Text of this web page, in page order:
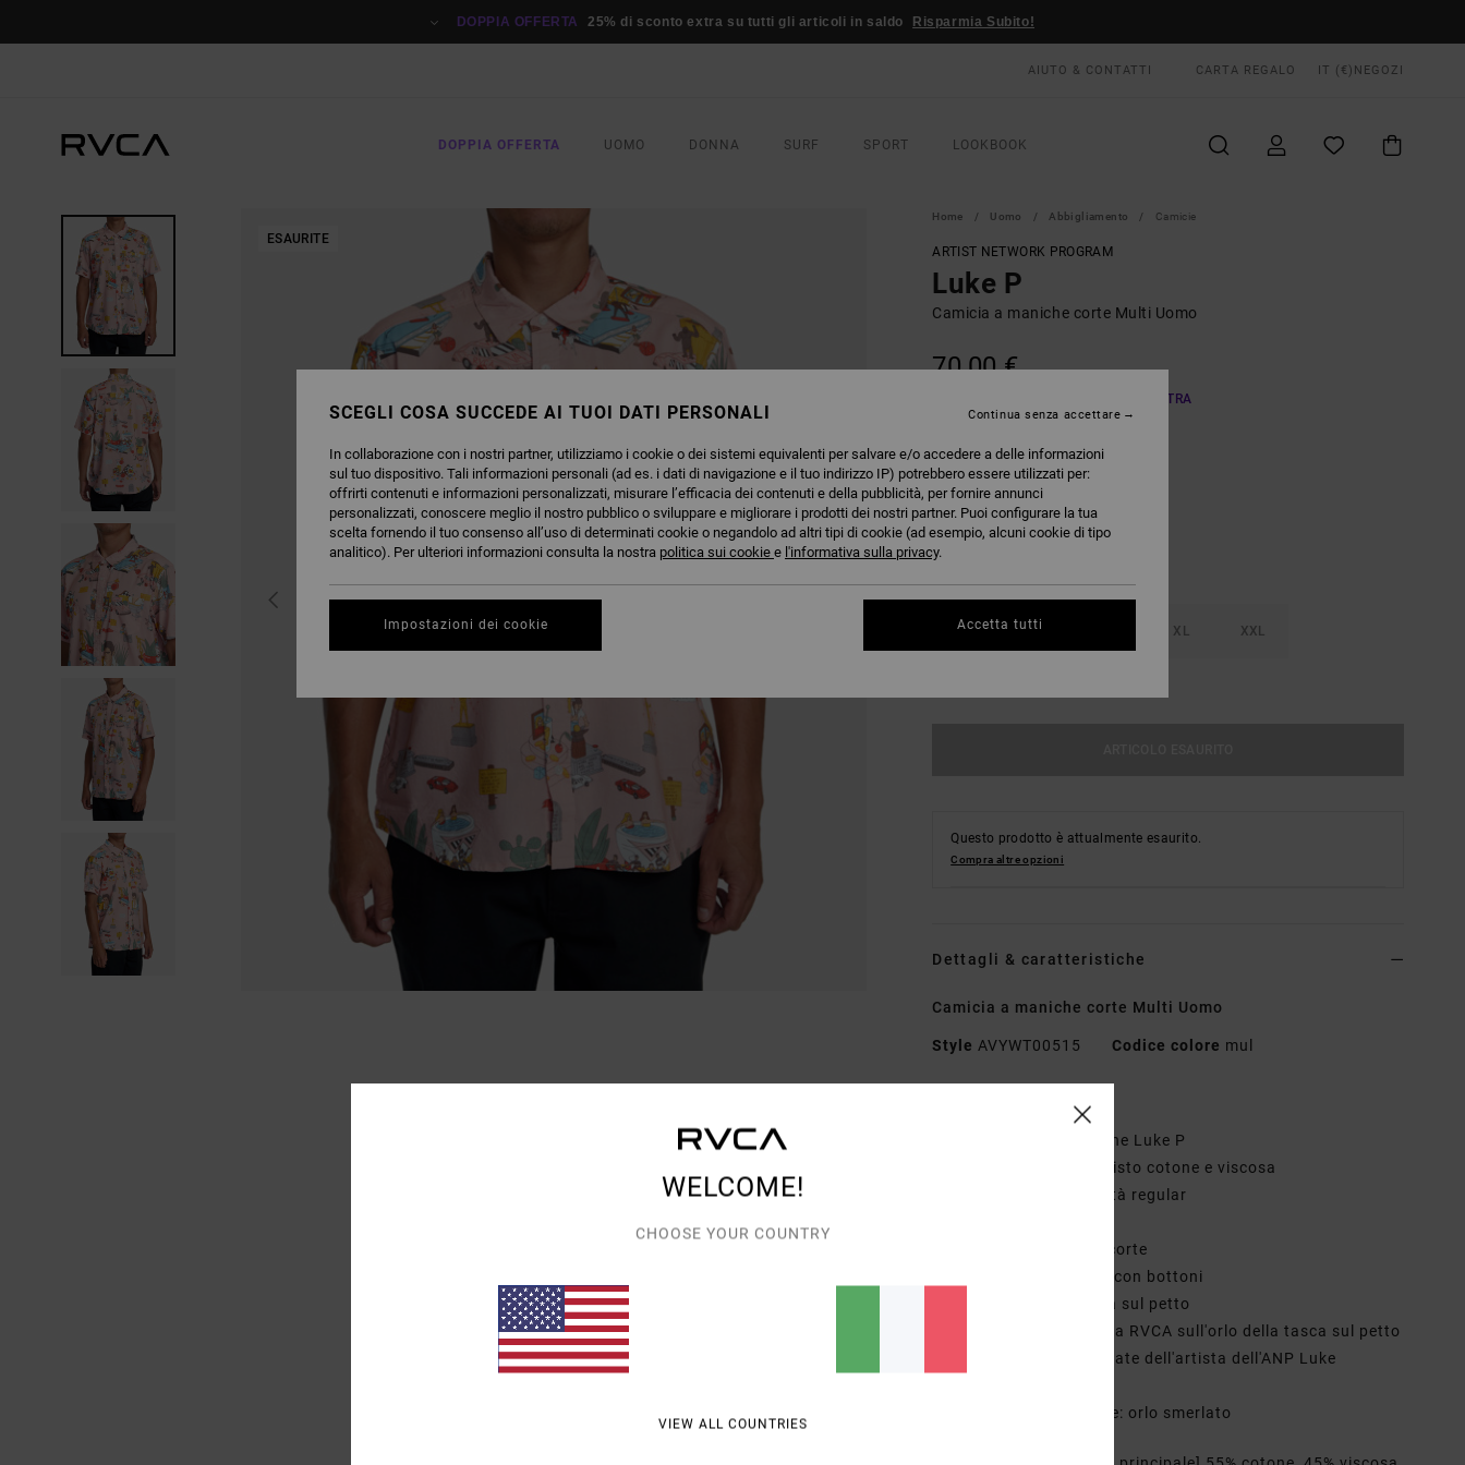
DOPPIA OFFERTA 25% di sconto extra su tutti gli articoli in saldo Risparmia Subito!
AIUTO & CONTATTI CARTA REGALO IT (€) NEGOZI
DOPPIA OFFERTA UOMO DONNA SURF SPORT LOOKBOOK
ESAURITE
Home Uomo Abbigliamento Camicie
ARTIST NETWORK PROGRAM
Luke P
Camicia a maniche corte Multi Uomo
70,00 €
DOPPIA OFFERTA 25% DI SCONTO EXTRA
COLORIMulti
S M XL XXL
Questo prodotto è attualmente esaurito.
Compra altre opzioni
Dettagli & caratteristiche
Camicia a maniche corte Multi Uomo
Style AVYWT00515 Codice colore mul
Collezione: collezione Luke P
Tessuto: Tessuto misto cotone e viscosa
Vestibilità: vestibilità regular
Maniche: maniche corte
Chiusura: chiusura con bottoni
Tasche: tasca unica sul petto
Marcatura: Etichetta RVCA sull'orlo della tasca sul petto
stampe personalizzate dell'artista dell'ANP Luke
Altre caratteristiche: orlo smerlato
WELCOME!
CHOOSE YOUR COUNTRY
VIEW ALL COUNTRIES
SCEGLI COSA SUCCEDE AI TUOI DATI PERSONALI
In collaborazione con i nostri partner, utilizziamo i cookie o dei sistemi equivalenti per salvare e/o accedere a delle informazioni
sul tuo dispositivo. Tali informazioni personali (ad es. i dati di navigazione e il tuo indirizzo IP) potrebbero essere utilizzati per:
offrirti contenuti e informazioni personalizzati, misurare l’efficacia dei contenuti e della pubblicità, per fornire annunci
personalizzati, conoscere meglio il nostro pubblico o sviluppare e migliorare i prodotti dei nostri partner. Puoi configurare la tua
scelta fornendo il tuo consenso all’uso di determinati cookie o negandolo ad altri tipi di cookie (ad esempio, alcuni cookie di tipo
analitico). Per ulteriori informazioni consulta la nostra politica sui cookie e l'informativa sulla privacy.
Impostazioni dei cookie
Continua senza accettare
Accetta tutti